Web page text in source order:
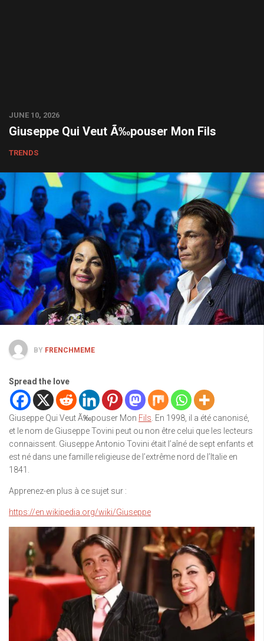
JUNE 10, 2026
Giuseppe Qui Veut Ã‰pouser Mon Fils
TRENDS
BY FRENCHMEME
Spread the love
Giuseppe Qui Veut Ã‰pouser Mon Fils . En 1998, il a été canonisé,
et le nom de Giuseppe Tovini peut ou non être celui que les lecteurs
connaissent. Giuseppe Antonio Tovini était l’aîné de sept enfants et
est né dans une famille religieuse de l’extrême nord de l’Italie en
1841.
Apprenez-en plus à ce sujet sur :
https://en.wikipedia.org/wiki/Giuseppe